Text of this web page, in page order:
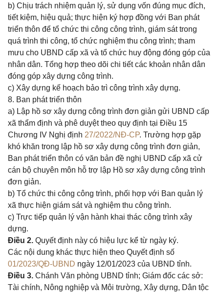
b) Chịu trách nhiệm quản lý, sử dụng vốn đúng mục đích,
tiết kiệm, hiệu quả; thực hiện ký hợp đồng với Ban phát
triển thôn để tổ chức thi công công trình, giám sát trong
quá trình thi công, tổ chức nghiệm thu công trình; tham
mưu cho UBND cấp xã và tổ chức huy động đóng góp của
nhân dân. Tổng hợp theo dõi chi tiết các khoản nhân dân
đóng góp xây dựng công trình.
c) Xây dựng kế hoạch bảo trì công trình xây dựng.
8. Ban phát triển thôn
a) Lập hồ sơ xây dựng công trình đơn giản gửi UBND cấp
xã thẩm định và phê duyệt theo quy định tại Điều 15
Chương IV Nghị định 27/2022/NĐ-CP. Trường hợp gặp
khó khăn trong lập hồ sơ xây dựng công trình đơn giản,
Ban phát triển thôn có văn bản đề nghị UBND cấp xã cử
cán bộ chuyên môn hỗ trợ lập Hồ sơ xây dựng công trình
đơn giản.
b) Tổ chức thi công công trình, phối hợp với Ban quản lý
xã thực hiện giám sát và nghiệm thu công trình.
c) Trực tiếp quản lý vận hành khai thác công trình xây
dựng.
Điều 2. Quyết định này có hiệu lực kể từ ngày ký.
Các nội dung khác thực hiện theo Quyết định số
01/2023/QĐ-UBND ngày 12/01/2023 của UBND tỉnh.
Điều 3. Chánh Văn phòng UBND tỉnh; Giám đốc các sở:
Tài chính, Nông nghiệp và Môi trường, Xây dựng, Dân tộc